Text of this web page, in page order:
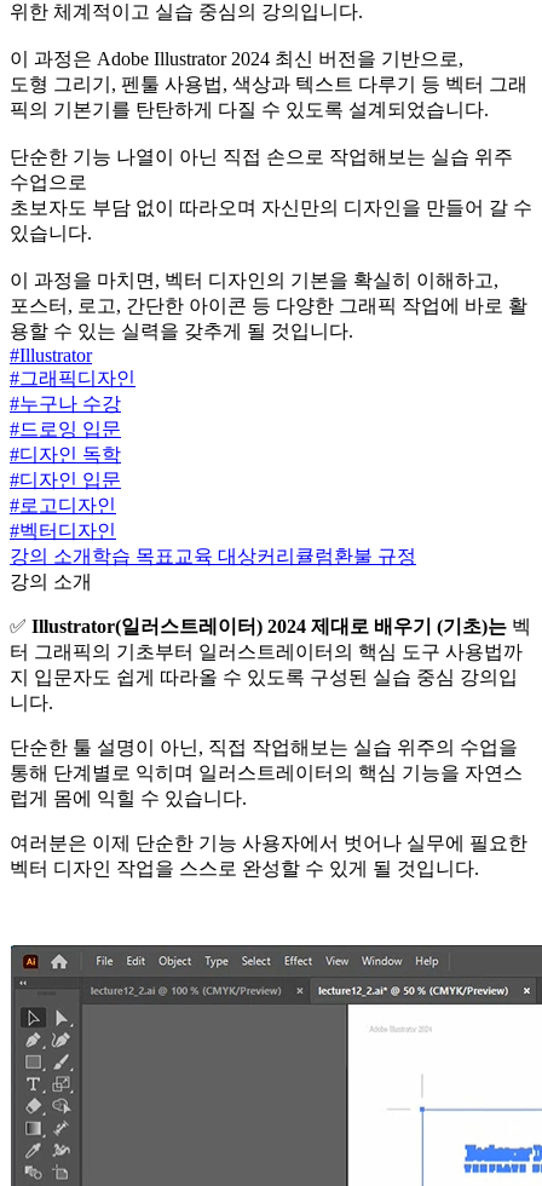
위한 체계적이고 실습 중심의 강의입니다.
이 과정은 Adobe Illustrator 2024 최신 버전을 기반으로,
도형 그리기, 펜툴 사용법, 색상과 텍스트 다루기 등 벡터 그래
픽의 기본기를 탄탄하게 다질 수 있도록 설계되었습니다.
단순한 기능 나열이 아닌 직접 손으로 작업해보는 실습 위주
수업으로
초보자도 부담 없이 따라오며 자신만의 디자인을 만들어 갈 수
있습니다.
이 과정을 마치면, 벡터 디자인의 기본을 확실히 이해하고,
포스터, 로고, 간단한 아이콘 등 다양한 그래픽 작업에 바로 활
용할 수 있는 실력을 갖추게 될 것입니다.
#Illustrator
#그래픽디자인
#누구나 수강
#드로잉 입문
#디자인 독학
#디자인 입문
#로고디자인
#벡터디자인
강의 소개 학습 목표 교육 대상커리큘럼환불 규정
강의 소개
✅ Illustrator(일러스트레이터) 2024 제대로 배우기 (기초)는 벡
터 그래픽의 기초부터 일러스트레이터의 핵심 도구 사용법까
지 입문자도 쉽게 따라올 수 있도록 구성된 실습 중심 강의입
니다.
단순한 툴 설명이 아닌, 직접 작업해보는 실습 위주의 수업을
통해 단계별로 익히며 일러스트레이터의 핵심 기능을 자연스
럽게 몸에 익힐 수 있습니다.
여러분은 이제 단순한 기능 사용자에서 벗어나 실무에 필요한
벡터 디자인 작업을 스스로 완성할 수 있게 될 것입니다.